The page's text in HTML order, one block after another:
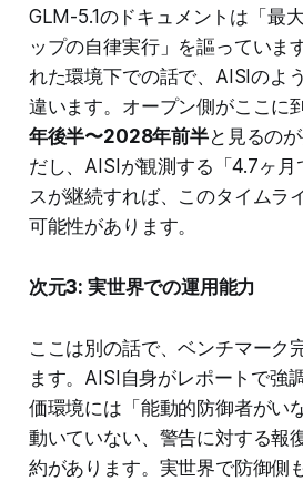
GLM-5.1のドキュメントは「最
ップの自律実行」を謳っていま
れた環境下での話で、AISIのよ
違います。オープン側がここに
年後半〜2028年前半と見るの
だし、AISIが観測する「4.7ヶ月
スが継続すれば、このタイムラ
可能性があります。
次元3: 実世界での運用能力
ここは別の話で、ベンチマーク
ます。AISI自身がレポートで強
価環境には「能動的防御者がい
動いていない、警告に対する報
約があります。実世界で防御側